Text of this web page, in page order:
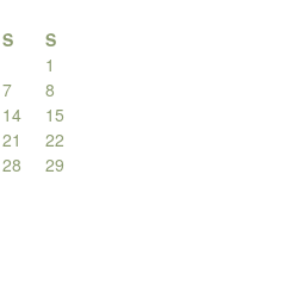
S
S
1
7
8
14
15
21
22
28
29